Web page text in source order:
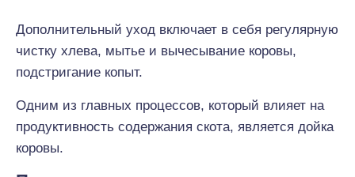
Дополнительный уход включает в себя регулярную
чистку хлева, мытье и вычесывание коровы,
подстригание копыт.
Одним из главных процессов, который влияет на
продуктивность содержания скота, является дойка
коровы.